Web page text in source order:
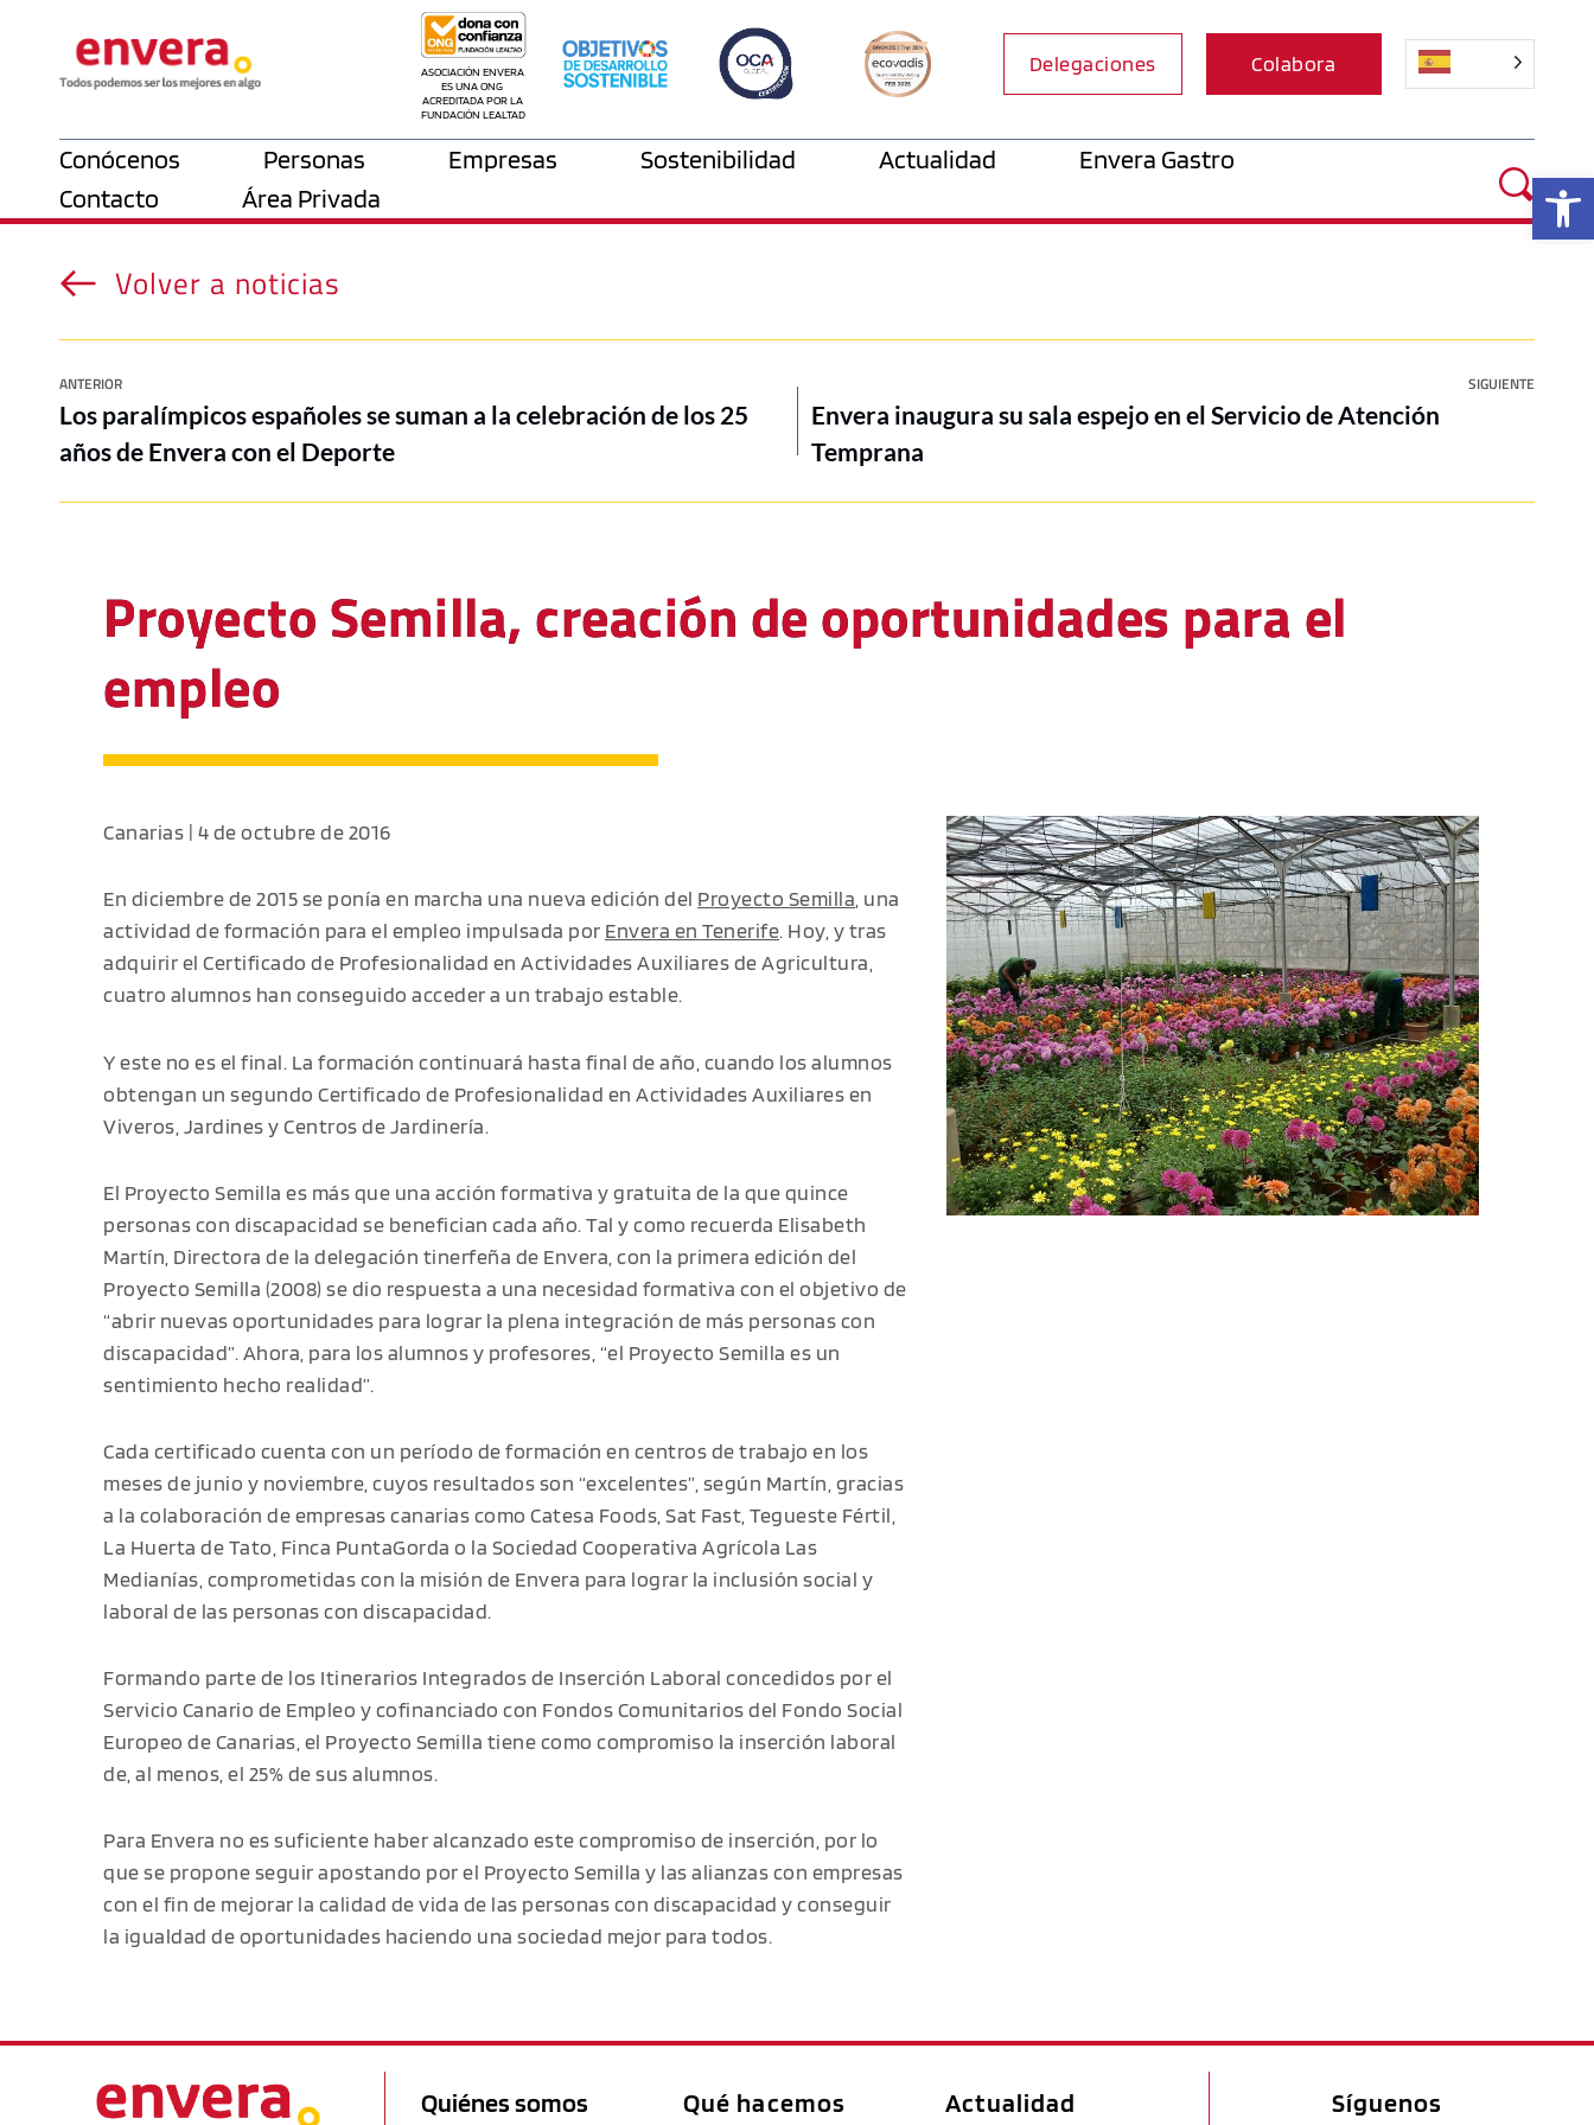
ASOCIACIÓN ENVERA
ES UNA ONG
ACREDITADA POR LA
FUNDACIÓN LEALTAD
Delegaciones Colabora
Conócenos Personas Empresas Sostenibilidad Actualidad
Envera Gastro
Contacto
Área Privada
Volver a noticias
ANTERIOR SIGUIENTE
Los paralímpicos españoles se suman a la celebración de los 25
años de Envera con el Deporte
Envera inaugura su sala espejo en el Servicio de Atención
Temprana
Proyecto Semilla, creación de oportunidades para el
empleo
Canarias | 4 de octubre de 2016
En diciembre de 2015 se ponía en marcha una nueva edición del Proyecto Semilla, una
actividad de formación para el empleo impulsada por Envera en Tenerife. Hoy, y tras
adquirir el Certificado de Profesionalidad en Actividades Auxiliares de Agricultura,
cuatro alumnos han conseguido acceder a un trabajo estable.
Y este no es el final. La formación continuará hasta final de año, cuando los alumnos
obtengan un segundo Certificado de Profesionalidad en Actividades Auxiliares en
Viveros, Jardines y Centros de Jardinería.
El Proyecto Semilla es más que una acción formativa y gratuita de la que quince
personas con discapacidad se benefician cada año. Tal y como recuerda Elisabeth
Martín, Directora de la delegación tinerfeña de Envera, con la primera edición del
Proyecto Semilla (2008) se dio respuesta a una necesidad formativa con el objetivo de
“abrir nuevas oportunidades para lograr la plena integración de más personas con
discapacidad”. Ahora, para los alumnos y profesores, “el Proyecto Semilla es un
sentimiento hecho realidad”.
Cada certificado cuenta con un período de formación en centros de trabajo en los
meses de junio y noviembre, cuyos resultados son “excelentes”, según Martín, gracias
a la colaboración de empresas canarias como Catesa Foods, Sat Fast, Tegueste Fértil,
La Huerta de Tato, Finca PuntaGorda o la Sociedad Cooperativa Agrícola Las
Medianías, comprometidas con la misión de Envera para lograr la inclusión social y
laboral de las personas con discapacidad.
Formando parte de los Itinerarios Integrados de Inserción Laboral concedidos por el
Servicio Canario de Empleo y cofinanciado con Fondos Comunitarios del Fondo Social
Europeo de Canarias, el Proyecto Semilla tiene como compromiso la inserción laboral
de, al menos, el 25% de sus alumnos.
Para Envera no es suficiente haber alcanzado este compromiso de inserción, por lo
que se propone seguir apostando por el Proyecto Semilla y las alianzas con empresas
con el fin de mejorar la calidad de vida de las personas con discapacidad y conseguir
la igualdad de oportunidades haciendo una sociedad mejor para todos.
Quiénes somos Qué hacemos Actualidad Síguenos